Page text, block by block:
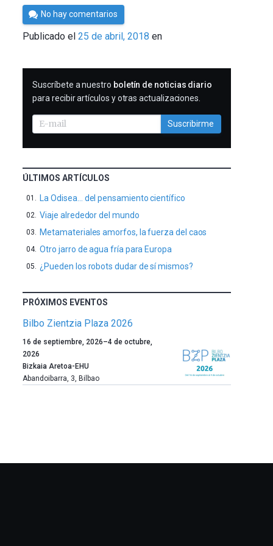
Por
César
Tomé
No hay comentarios
Publicado el25 de abril, 2018 en
SUSCRIBIRME
Suscríbete a nuestro boletín de noticias diario
para recibir artículos y otras actualizaciones.
Suscribirme
ÚLTIMOS ARTÍCULOS
La Odisea… del pensamiento científico
Viaje alrededor del mundo
Metamateriales amorfos, la fuerza del caos
Otro jarro de agua fría para Europa
¿Pueden los robots dudar de sí mismos?
PRÓXIMOS EVENTOS
Bilbo Zientzia Plaza 2026
Un
año
más,
Bilbao
la
16 de septiembre, 2026–4 de octubre,
2026
Bizkaia Aretoa-EHU
Abandoibarra, 3, Bilbao